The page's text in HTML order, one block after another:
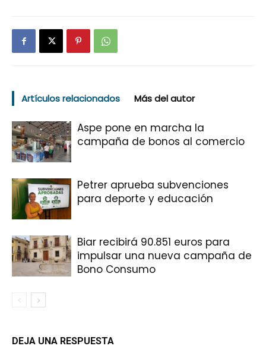
Artículos relacionados Más del autor
Aspe pone en marcha la
campaña de bonos al comercio
Petrer aprueba subvenciones
para deporte y educación
Biar recibirá 90.851 euros para
impulsar una nueva campaña de
Bono Consumo
DEJA UNA RESPUESTA